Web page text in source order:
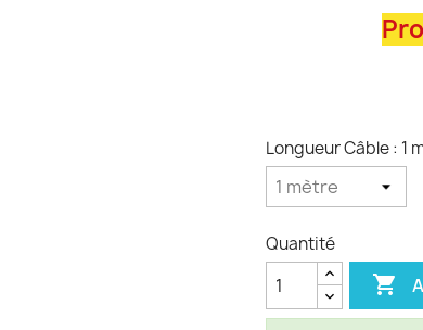
Longueur Câble : 1
Quantité
